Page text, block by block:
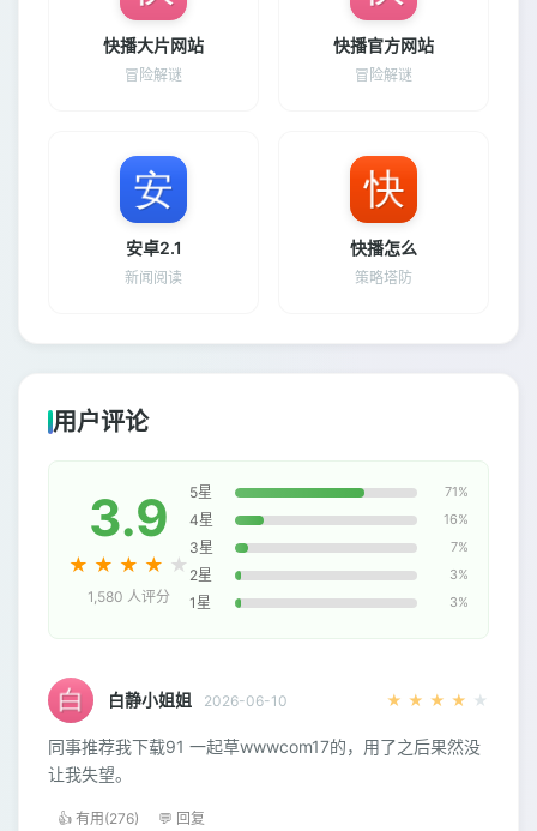
快播大片网站
冒险解谜
快播官方网站
冒险解谜
安卓2.1
新闻阅读
快播怎么
策略塔防
用户评论
3.9
★ ★ ★ ★ ★
1,580 人评分
5星 71%
4星 16%
3星 7%
2星 3%
1星 3%
白静小姐姐 2026-06-10 ★ ★ ★ ★ ★
同事推荐我下载91 一起草wwwcom17的，用了之后果然没
让我失望。
👍 有用(276) 💬 回复